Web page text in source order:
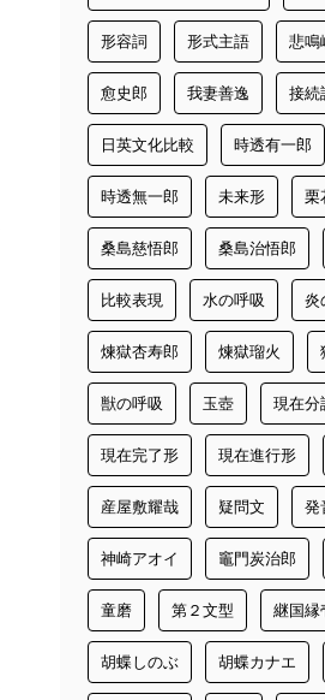
形容詞 形式主語 悲鳴
愈史郎 我妻善逸 接続
日英文化比較 時透有一郎
時透無一郎 未来形 栗
桑島慈悟郎 桑島治悟郎
比較表現 水の呼吸 炎
煉獄杏寿郎 煉獄瑠火
獣の呼吸 玉壺 現在分
現在完了形 現在進行形
産屋敷耀哉 疑問文 発
神崎アオイ 竈門炭治郎
童磨 第２文型 継国縁
胡蝶しのぶ 胡蝶カナエ